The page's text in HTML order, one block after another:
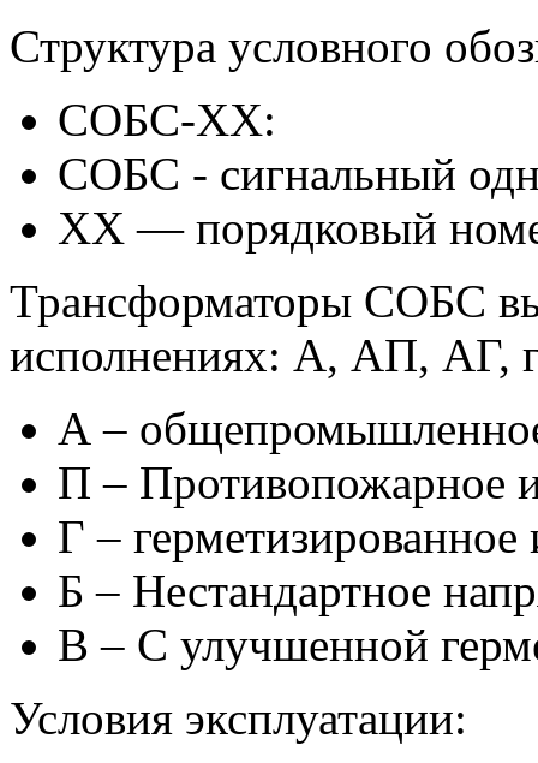
Структура условного
СОБС-ХХ:
СОБС - сигнальный
XX — порядковый
Трансформаторы СОБС
исполнениях: А, АП, АГ,
А –
П – Противопожарное
Г – герметизированное
Б – Нестандартное
В – С улучшенной
Условия эксплуатации: